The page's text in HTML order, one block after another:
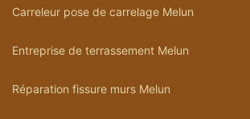
Carreleur pose de carrelage Melun
Entreprise de terrassement Melun
Réparation fissure murs Melun